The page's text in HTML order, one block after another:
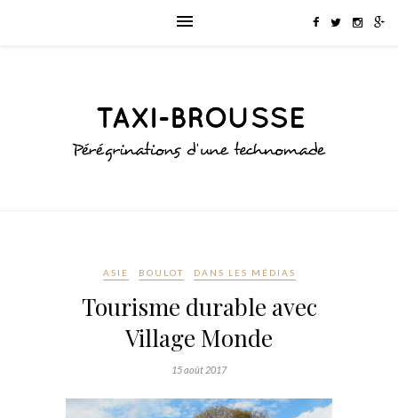
ASIE BOULOT DANS LES MÉDIAS
Tourisme durable avec
Village Monde
15 août 2017